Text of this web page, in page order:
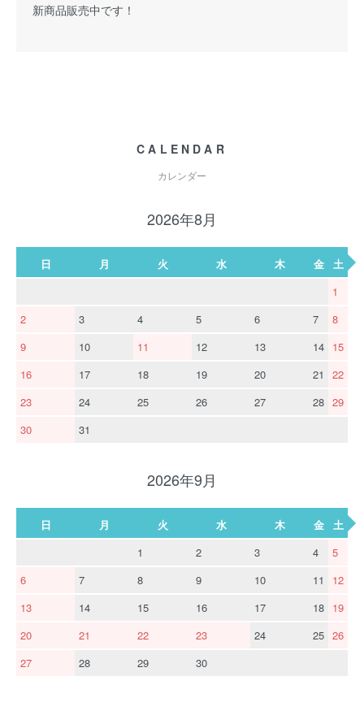
新商品販売中です！
CALENDAR
カレンダー
2026年8月
日 月 火 水 木 金
土
1
2
3 4 5 6 7
8
9
10 11 12 13 14 15
16
17 18 19 20 21
22
23
24 25 26 27 28 29
30
31
2026年9月
日 月 火 水 木 金
土
1
2 3 4
5
6
7 8 9 10 11
12
13
14 15 16 17 18 19
20
21 22 23 24 25 26
27
28 29 30